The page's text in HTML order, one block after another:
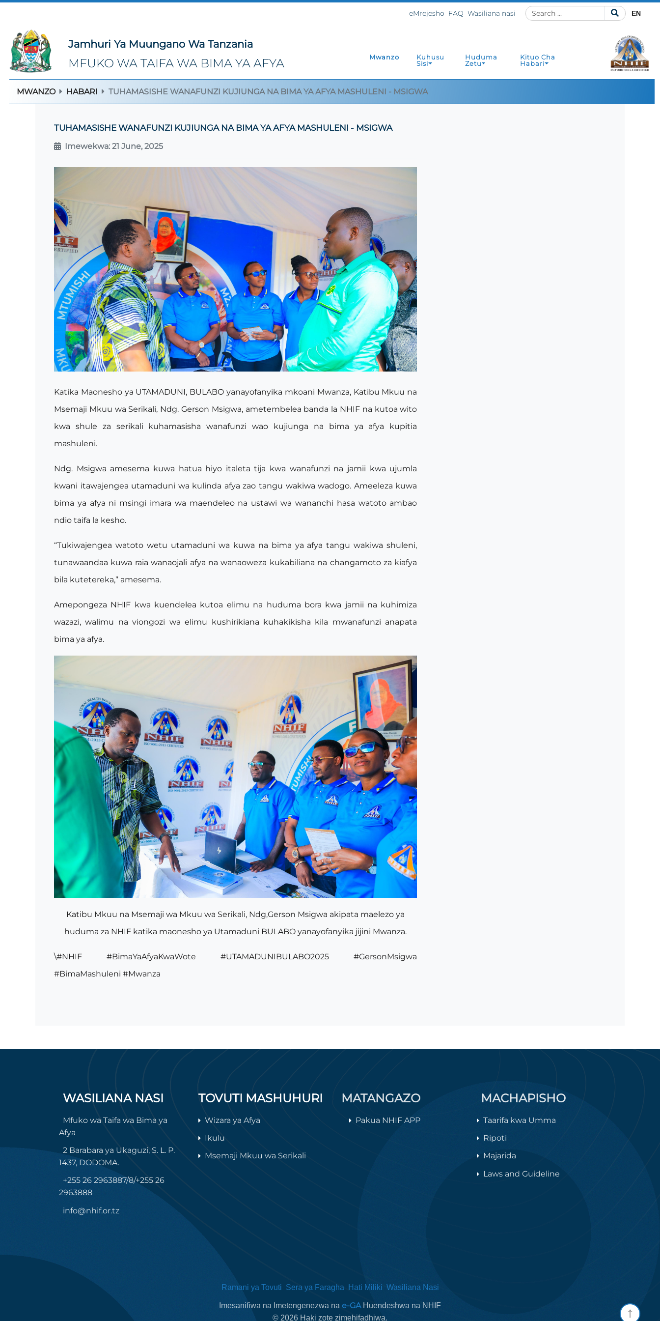
eMrejesho FAQ Wasiliana nasi EN
Jamhuri Ya Muungano Wa Tanzania
MFUKO WA TAIFA WA BIMA YA AFYA Mwanzo
Kuhusu
Sisi
Huduma
Zetu
Kituo Cha
Habari
MWANZO HABARI TUHAMASISHE WANAFUNZI KUJIUNGA NA BIMA YA AFYA MASHULENI - MSIGWA
TUHAMASISHE WANAFUNZI KUJIUNGA NA BIMA YA AFYA MASHULENI - MSIGWA
Imewekwa: 21 June, 2025
Katika Maonesho ya UTAMADUNI, BULABO yanayofanyika mkoani Mwanza, Katibu Mkuu na
Msemaji Mkuu wa Serikali, Ndg. Gerson Msigwa, ametembelea banda la NHIF na kutoa wito
kwa shule za serikali kuhamasisha wanafunzi wao kujiunga na bima ya afya kupitia
mashuleni.
Ndg. Msigwa amesema kuwa hatua hiyo italeta tija kwa wanafunzi na jamii kwa ujumla
kwani itawajengea utamaduni wa kulinda afya zao tangu wakiwa wadogo. Ameeleza kuwa
bima ya afya ni msingi imara wa maendeleo na ustawi wa wananchi hasa watoto ambao
ndio taifa la kesho.
“Tukiwajengea watoto wetu utamaduni wa kuwa na bima ya afya tangu wakiwa shuleni,
tunawaandaa kuwa raia wanaojali afya na wanaoweza kukabiliana na changamoto za kiafya
bila kutetereka,” amesema.
Amepongeza NHIF kwa kuendelea kutoa elimu na huduma bora kwa jamii na kuhimiza
wazazi, walimu na viongozi wa elimu kushirikiana kuhakikisha kila mwanafunzi anapata
bima ya afya.
Katibu Mkuu na Msemaji wa Mkuu wa Serikali, Ndg,Gerson Msigwa akipata maelezo ya
huduma za NHIF katika maonesho ya Utamaduni BULABO yanayofanyika jijini Mwanza.
\#NHIF #BimaYaAfyaKwaWote #UTAMADUNIBULABO2025 #GersonMsigwa
#BimaMashuleni #Mwanza
WASILIANA NASI
Mfuko wa Taifa wa Bima ya
Afya
2 Barabara ya Ukaguzi, S. L. P.
1437, DODOMA.
+255 26 2963887/8/+255 26
2963888
info@nhif.or.tz
TOVUTI MASHUHURI
Wizara ya Afya
Ikulu
Msemaji Mkuu wa Serikali
MATANGAZO
Pakua NHIF APP
MACHAPISHO
Taarifa kwa Umma
Ripoti
Majarida
Laws and Guideline
Ramani ya Tovuti Sera ya Faragha Hati Miliki Wasiliana Nasi
Imesanifiwa na Imetengenezwa na e-GAHuendeshwa na NHIF
© 2026 Haki zote zimehifadhiwa.